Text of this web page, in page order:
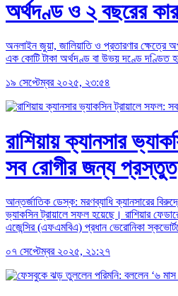
অর্থদণ্ড ও ২ বছরের
অনলাইন জুয়া, জালিয়াতি ও প্রতারণার ক্ষেত্রে
এক কোটি টাকা অর্থদণ্ড বা উভয় দণ্ডে দণ্ডিত
১৯ সেপ্টেম্বর ২০২৫, ২৩:৫৪
রাশিয়ায় ক্যানসার
সব রোগীর জন্য প্রস্তুত
আন্তর্জাতিক ডেস্ক: মরণব্যাধি ক্যানসারের বিরুদ্ধে
ভ্যাকসিন ট্রায়ালে সফল হয়েছে। রাশিয়ার
এজেন্সির (এফএমবিএ) প্রধান ভেরোনিকা
০৭ সেপ্টেম্বর ২০২৫, ২১:২৭